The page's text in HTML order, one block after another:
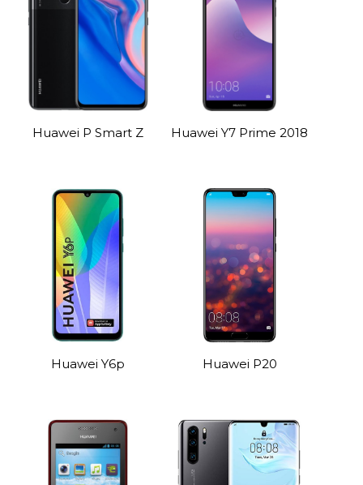
Huawei P Smart Z Huawei Y7 Prime 2018
Huawei Y6p Huawei P20